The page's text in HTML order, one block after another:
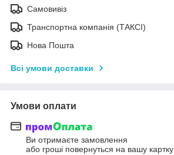
Самовивіз
Транспортна компанія (ТАКСІ)
Нова Пошта
Всі умови доставки
Умови оплати
Ви отримаєте замовлення
або гроші повернуться на вашу картку